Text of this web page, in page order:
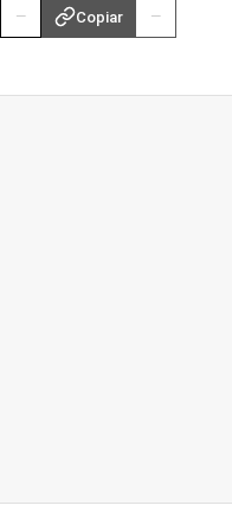
Copiar